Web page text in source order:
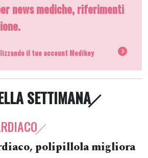
news mediche, riferimenti
il tuo account Medikey
SETTIMANA
polipillola migliora